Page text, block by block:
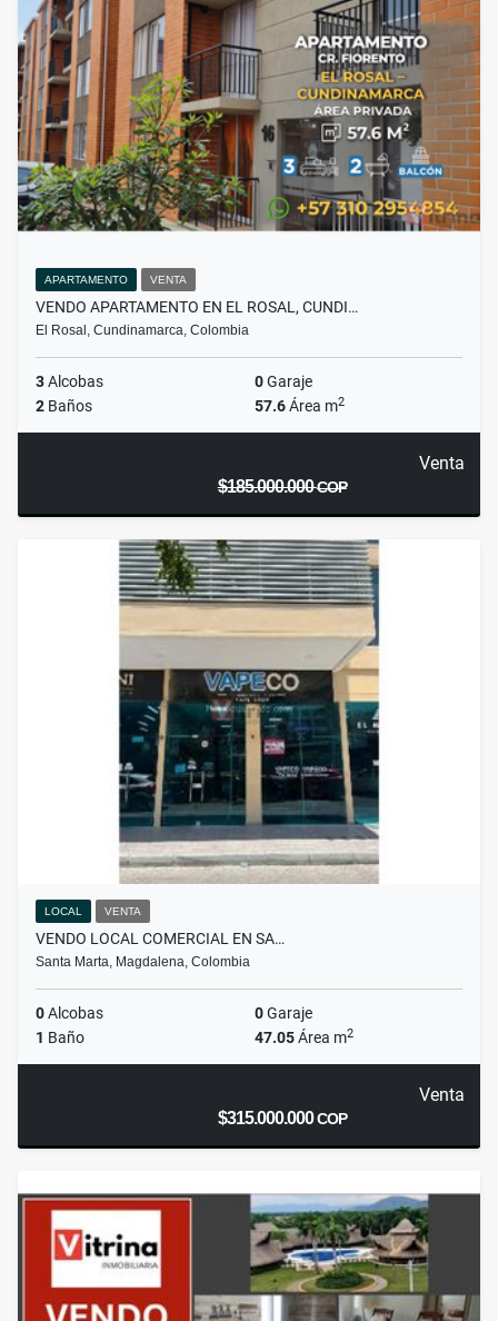
APARTAMENTO VENTA
VENDO APARTAMENTO EN EL ROSAL, CUNDI…
El Rosal, Cundinamarca, Colombia
3Alcobas 0Garaje
2 Baños 57.6Área m2
Venta
$185.000.000COP
LOCAL VENTA
VENDO LOCAL COMERCIAL EN SA…
Santa Marta, Magdalena, Colombia
0Alcobas 0Garaje
1 Baño 47.05Área m2
Venta
$315.000.000COP